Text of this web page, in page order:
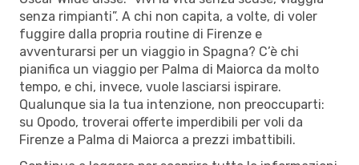
senza rimpianti”. A chi non capita, a volte, di voler
fuggire dalla propria routine di Firenze e
avventurarsi per un viaggio in Spagna? C’è chi
pianifica un viaggio per Palma di Maiorca da molto
tempo, e chi, invece, vuole lasciarsi ispirare.
Qualunque sia la tua intenzione, non preoccuparti:
su Opodo, troverai offerte imperdibili per voli da
Firenze a Palma di Maiorca a prezzi imbattibili.